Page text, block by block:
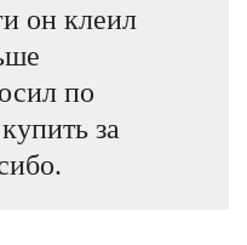
он клеил
по
за